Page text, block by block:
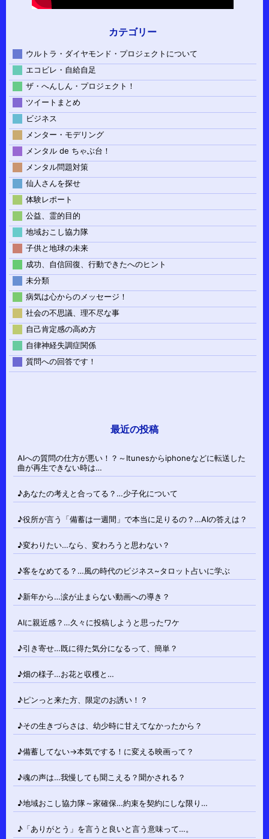
カテゴリー
ウルトラ・ダイヤモンド・プロジェクトについて
エコビレ・自給自足
ザ・へんしん・プロジェクト！
ツイートまとめ
ビジネス
メンター・モデリング
メンタル de ちゃぶ台！
メンタル問題対策
仙人さんを探せ
体験レポート
公益、霊的目的
地域おこし協力隊
子供と地球の未来
成功、自信回復、行動できたへのヒント
未分類
病気は心からのメッセージ！
社会の不思議、理不尽な事
自己肯定感の高め方
自律神経失調症関係
質問への回答です！
最近の投稿
AIへの質問の仕方が悪い！？～Itunesからiphoneなどに転送した
曲が再生できない時は…
♪あなたの考えと合ってる？…少子化について
♪役所が言う「備蓄は一週間」で本当に足りるの？…AIの答えは？
♪変わりたい…なら、変わろうと思わない？
♪客をなめてる？…風の時代のビジネス~タロット占いに学ぶ
♪新年から…涙が止まらない動画への導き？
AIに親近感？…久々に投稿しようと思ったワケ
♪引き寄せ…既に得た気分になるって、簡単？
♪畑の様子…お花と収穫と…
♪ピンっと来た方、限定のお誘い！？
♪その生きづらさは、幼少時に甘えてなかったから？
♪備蓄してない→本気でする！に変える映画って？
♪魂の声は…我慢しても聞こえる？聞かされる？
♪地域おこし協力隊～家確保…約束を契約にしな限り…
♪「ありがとう」を言うと良いと言う意味って…。